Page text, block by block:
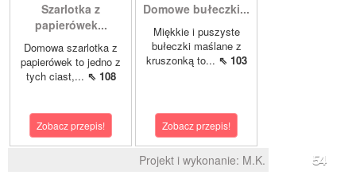
Szarlotka z
papierówek...
Domowa szarlotka z
papierówek to jedno z
tych ciast,... ⇖ 108
Zobacz przepis!
Domowe bułeczki...
Miękkie i puszyste
bułeczki maślane z
kruszonką to... ⇖ 103
Zobacz przepis!
Projekt i wykonanie: M.K. 54